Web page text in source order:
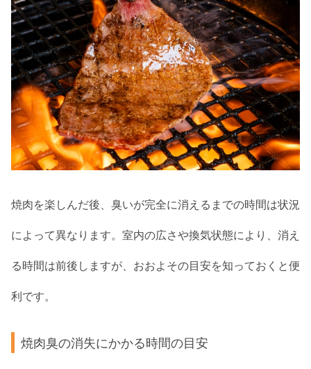
焼肉を楽しんだ後、臭いが完全に消えるまでの時間は状況
によって異なります。室内の広さや換気状態により、消え
る時間は前後しますが、おおよその目安を知っておくと便
利です。
焼肉臭の消失にかかる時間の目安